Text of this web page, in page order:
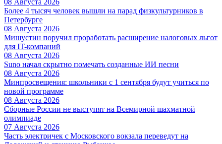
Более 4 тысяч человек вышли на парад физкультурников в
Петербурге
08 Августа 2026
Мишустин поручил проработать расширение налоговых льгот
для IT-компаний
08 Августа 2026
Suno начал скрытно помечать созданные ИИ песни
08 Августа 2026
Минпросвещения: школьники с 1 сентября будут учиться по
новой программе
08 Августа 2026
Сборные России не выступят на Всемирной шахматной
олимпиаде
07 Августа 2026
Часть электричек с Московского вокзала переведут на